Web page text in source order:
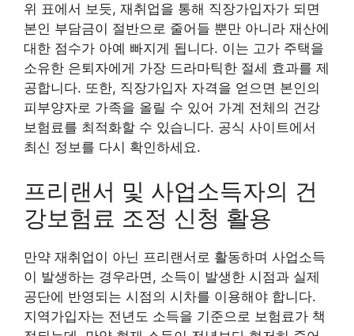
위 표에서 보듯, 재취업을 통해 직장가입자가 되면
본인 부담금이 절반으로 줄어들 뿐만 아니라 재산에
대한 점수가 아예 빠지게 됩니다. 이는 고가 주택을
소유한 은퇴자에게 가장 드라마틱한 절세 효과를 제
공합니다. 또한, 직장가입자 자격을 얻으면 본인의
피부양자로 가족을 올릴 수 있어 가계 전체의 건강
보험료를 최적화할 수 있습니다. 공식 사이트에서
최신 정보를 다시 확인하세요.
프리랜서 및 사업소득자의 건
강보험료 조정 신청 활용
만약 재취업이 아닌 프리랜서로 활동하며 사업소득
이 발생하는 경우라면, 소득이 발생한 시점과 실제
공단에 반영되는 시점의 시차를 이용해야 합니다.
지역가입자는 전년도 소득을 기준으로 보험료가 책